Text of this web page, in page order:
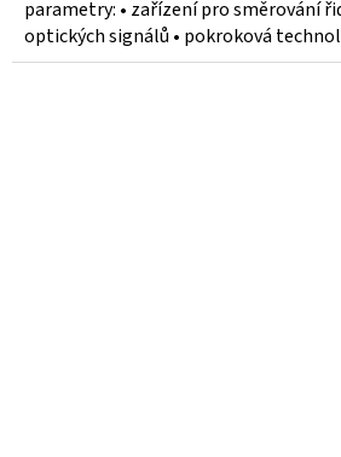
parametry: • zařízení pro směrování
optických signálů • pokroková